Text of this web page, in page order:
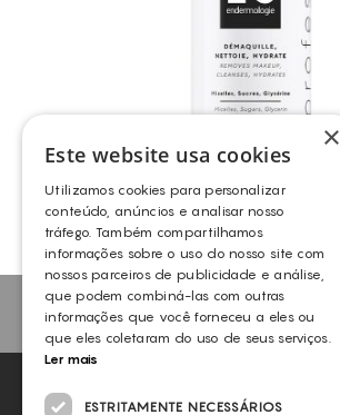
LPG® – PRO ANTI-AGING
LPG
NÃO ENCONTROU O QUE
FALE CONNOSCO
×
Este website usa cookies
Utilizamos cookies para personalizar
conteúdo, anúncios e analisar nosso
tráfego. Também compartilhamos
informações sobre o uso do nosso site com
nossos parceiros de publicidade e análise,
que podem combiná-las com outras
informações que você forneceu a eles ou
que eles coletaram do uso de seus serviços.
Ler mais
ESTRITAMENTE NECESSÁRIOS